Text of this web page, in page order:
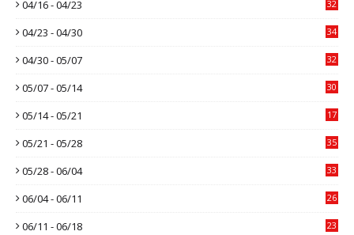
04/16 - 04/23 32
04/23 - 04/30 34
04/30 - 05/07 32
05/07 - 05/14 30
05/14 - 05/21 17
05/21 - 05/28 35
05/28 - 06/04 33
06/04 - 06/11 26
06/11 - 06/18 23